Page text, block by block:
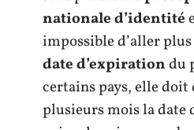
nationale d’identité
impossible d’aller
date d’expirationdu
certains pays, elle doit
plusieurs mois la date